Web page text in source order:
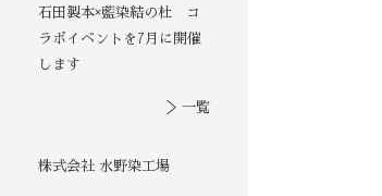
石田製本×藍染結の杜 コ
ラボイベントを7月に開催
します
一覧
株式会社 水野染工場